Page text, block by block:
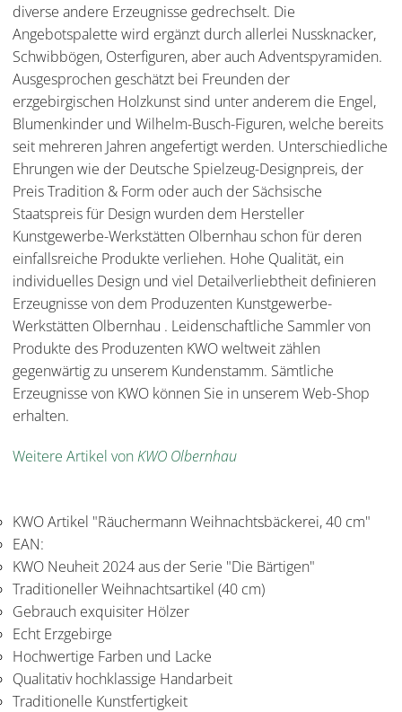
diverse andere Erzeugnisse gedrechselt. Die
Angebotspalette wird ergänzt durch allerlei Nussknacker,
Schwibbögen, Osterfiguren, aber auch Adventspyramiden.
Ausgesprochen geschätzt bei Freunden der
erzgebirgischen Holzkunst sind unter anderem die Engel,
Blumenkinder und Wilhelm-Busch-Figuren, welche bereits
seit mehreren Jahren angefertigt werden. Unterschiedliche
Ehrungen wie der Deutsche Spielzeug-Designpreis, der
Preis Tradition & Form oder auch der Sächsische
Staatspreis für Design wurden dem Hersteller
Kunstgewerbe-Werkstätten Olbernhau schon für deren
einfallsreiche Produkte verliehen. Hohe Qualität, ein
individuelles Design und viel Detailverliebtheit definieren
Erzeugnisse von dem Produzenten Kunstgewerbe-
Werkstätten Olbernhau . Leidenschaftliche Sammler von
Produkte des Produzenten KWO weltweit zählen
gegenwärtig zu unserem Kundenstamm. Sämtliche
Erzeugnisse von KWO können Sie in unserem Web-Shop
erhalten.
Weitere Artikel vonKWO Olbernhau
KWO Artikel "Räuchermann Weihnachtsbäckerei, 40 cm"
EAN:
KWO Neuheit 2024 aus der Serie "Die Bärtigen"
Traditioneller Weihnachtsartikel (40 cm)
Gebrauch exquisiter Hölzer
Echt Erzgebirge
Hochwertige Farben und Lacke
Qualitativ hochklassige Handarbeit
Traditionelle Kunstfertigkeit